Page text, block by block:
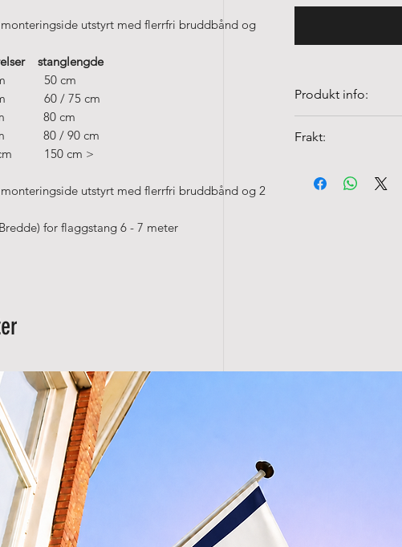
utstyrt med flerrfri bruddbånd og
stanglengde
50 cm
60 / 75 cm
cm 80 cm
80 / 90 cm
150 cm >
utstyrt med flerrfri bruddbånd og 2
for flaggstang 6 - 7 meter
Produkt info:
• Fargeekte og UV-
Frakt: